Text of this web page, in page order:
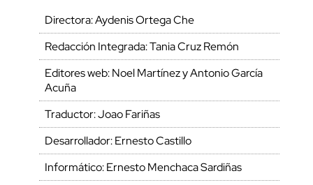
Directora: Aydenis Ortega Che
Redacción Integrada: Tania Cruz Remón
Editores web: Noel Martínez y Antonio García
Acuña
Traductor: Joao Fariñas
Desarrollador: Ernesto Castillo
Informático: Ernesto Menchaca Sardiñas